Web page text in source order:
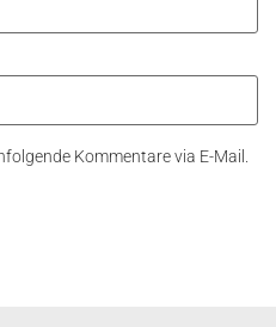
Kommentare via E-Mail.